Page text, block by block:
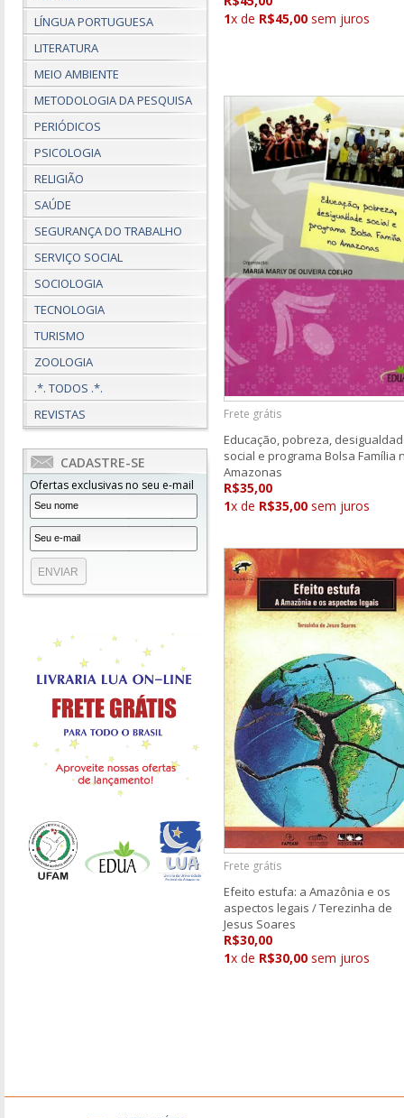
LÍNGUA PORTUGUESA
LITERATURA
MEIO AMBIENTE
METODOLOGIA DA PESQUISA
PERIÓDICOS
PSICOLOGIA
RELIGIÃO
SAÚDE
SEGURANÇA DO TRABALHO
SERVIÇO SOCIAL
SOCIOLOGIA
TECNOLOGIA
TURISMO
ZOOLOGIA
.*. TODOS .*.
REVISTAS
CADASTRE-SE
Ofertas exclusivas no seu e-mail
1x de R$45,00 sem juros
Frete grátis
Educação, pobreza,
social e programa Bolsa Família
Amazonas
R$35,00
1x de R$35,00 sem juros
Frete grátis
Efeito estufa: a Amazônia e os
aspectos legais / Terezinha de
Jesus Soares
R$30,00
1x de R$30,00 sem juros